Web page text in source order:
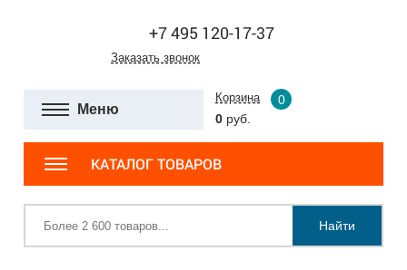
+7 495 120-17-37
Заказать звонок
Меню
Корзина
0
0 руб.
КАТАЛОГ ТОВАРОВ
Найти